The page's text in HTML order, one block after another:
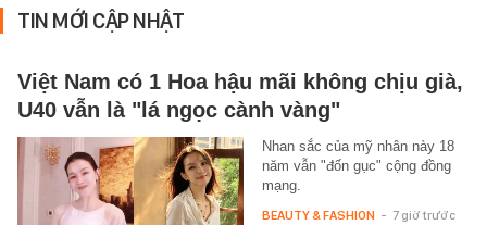
TIN MỚI CẬP NHẬT
Việt Nam có 1 Hoa hậu mãi không chịu già,
U40 vẫn là "lá ngọc cành vàng"
Nhan sắc của mỹ nhân này 18
năm vẫn "đốn gục" cộng đồng
mạng.
BEAUTY & FASHION - 7 giờ trước